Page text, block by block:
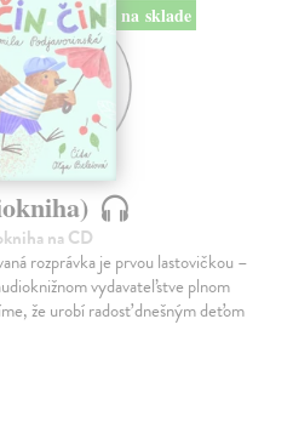
na sklade
na CD
rozprávka je prvou lastovičkou –
vydavateľstve plnom
že urobí radosť dnešným deťom